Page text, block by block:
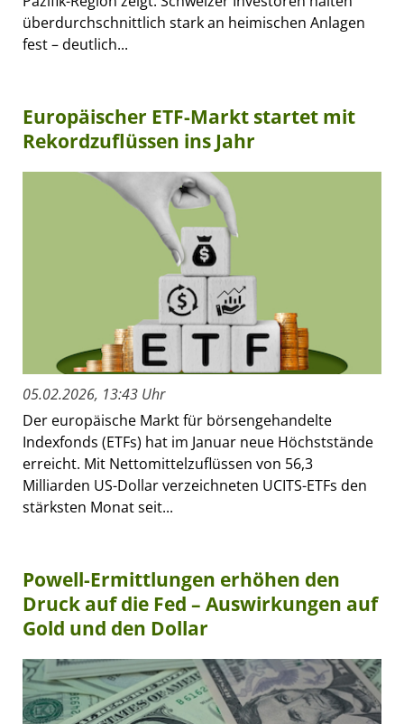
überdurchschnittlich stark an heimischen Anlagen
fest – deutlich...
Europäischer ETF-Markt startet mit
Rekordzuflüssen ins Jahr
05.02.2026, 13:43 Uhr
Der europäische Markt für börsengehandelte
Indexfonds (ETFs) hat im Januar neue Höchststände
erreicht. Mit Nettomittelzuflüssen von 56,3
Milliarden US-Dollar verzeichneten UCITS-ETFs den
stärksten Monat seit...
Powell-Ermittlungen erhöhen den
Druck auf die Fed – Auswirkungen auf
Gold und den Dollar